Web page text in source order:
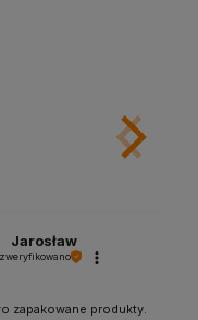
Jarosław
zweryfikowano
zapakowane produkty.